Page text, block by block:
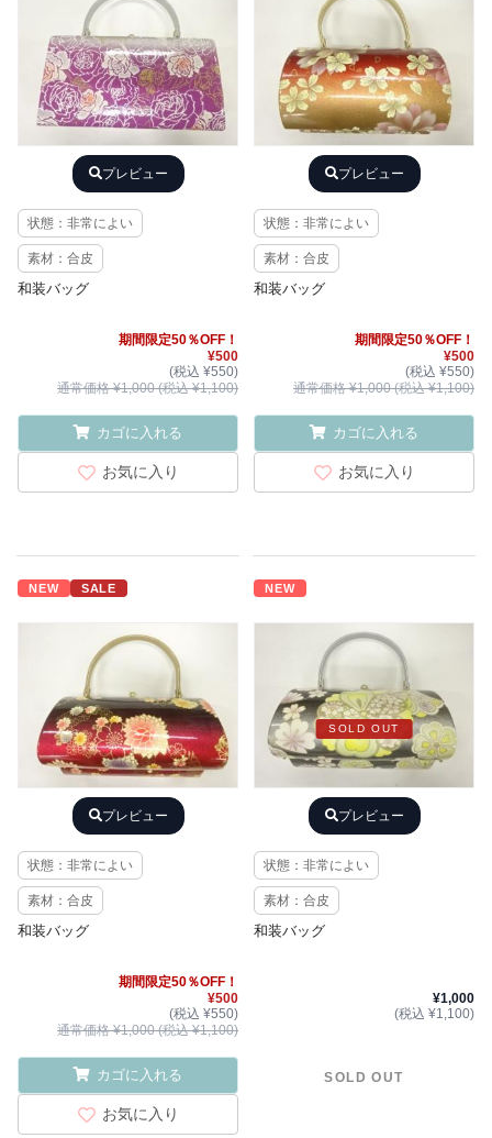
プレビュー
状態：非常によい
素材：合皮
和装バッグ
期間限定50％OFF！
¥500
(税込 ¥550)
通常価格 ¥1,000 (税込 ¥1,100)
カゴに入れる
お気に入り
プレビュー
状態：非常によい
素材：合皮
和装バッグ
期間限定50％OFF！
¥500
(税込 ¥550)
通常価格 ¥1,000 (税込 ¥1,100)
カゴに入れる
お気に入り
NEW SALE
プレビュー
状態：非常によい
素材：合皮
和装バッグ
期間限定50％OFF！
¥500
(税込 ¥550)
通常価格 ¥1,000 (税込 ¥1,100)
カゴに入れる
お気に入り
NEW
SOLD OUT
プレビュー
状態：非常によい
素材：合皮
和装バッグ
¥1,000
(税込 ¥1,100)
SOLD OUT